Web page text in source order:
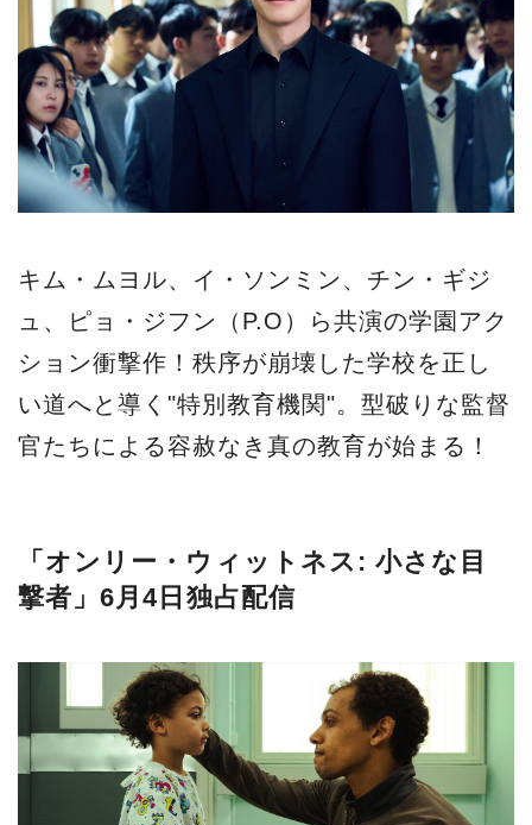
キム・ムヨル、イ・ソンミン、チン・ギジ
ュ、ピョ・ジフン（P.O）ら共演の学園アク
ション衝撃作！秩序が崩壊した学校を正し
い道へと導く"特別教育機関"。型破りな監督
官たちによる容赦なき真の教育が始まる！
「オンリー・ウィットネス: 小さな目
撃者」6月4日独占配信